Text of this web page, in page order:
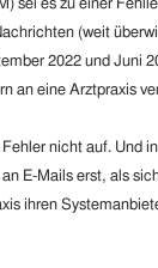
sei es zu einer
(weit
2022 und Juni
an eine Arztpraxis
Fehler nicht auf. Und
E-Mails erst, als
ihren